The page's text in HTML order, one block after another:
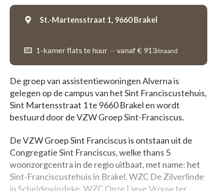
St.-Martensstraat 1, 9660 Brakel
1-kamer flats te huur — vanaf € 913/maand
De groep van assistentiewoningen Alverna is
gelegen op de campus van het Sint Franciscustehuis,
Sint Martensstraat 1 te 9660 Brakel en wordt
bestuurd door de VZW Groep Sint-Franciscus.
De VZW Groep Sint Franciscus is ontstaan uit de
Congregatie Sint Franciscus, welke thans 5
woonzorgcentra in de regio uitbaat, met name: het
Sint-Franciscustehuis in Brakel, WZC De Zilverlinde
in Scheldewindeke, WZC Onze Lieve Vrouw ter